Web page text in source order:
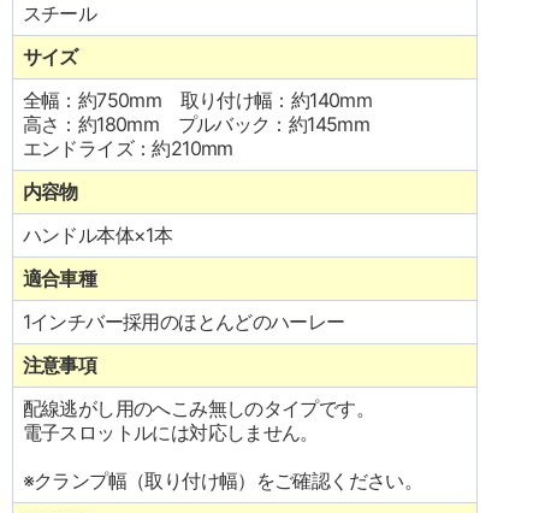
スチール
サイズ
全幅：約750mm 取り付け幅：約140mm
高さ：約180mm プルバック：約145mm
エンドライズ：約210mm
内容物
ハンドル本体×1本
適合車種
1インチバー採用のほとんどのハーレー
注意事項
配線逃がし用のへこみ無しのタイプです。
電子スロットルには対応しません。
※クランプ幅（取り付け幅）をご確認ください。